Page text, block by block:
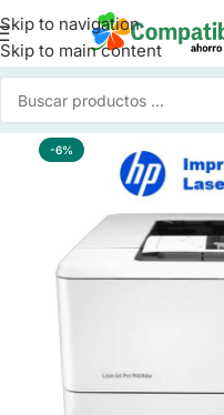
Skip to navigation
Skip to main content
Inicio/Impresora/
-6%